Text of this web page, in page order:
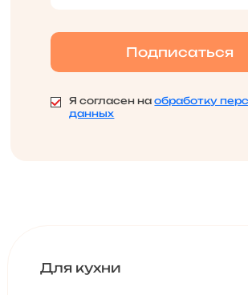
Я согласен наобработку
данных
Для кухни